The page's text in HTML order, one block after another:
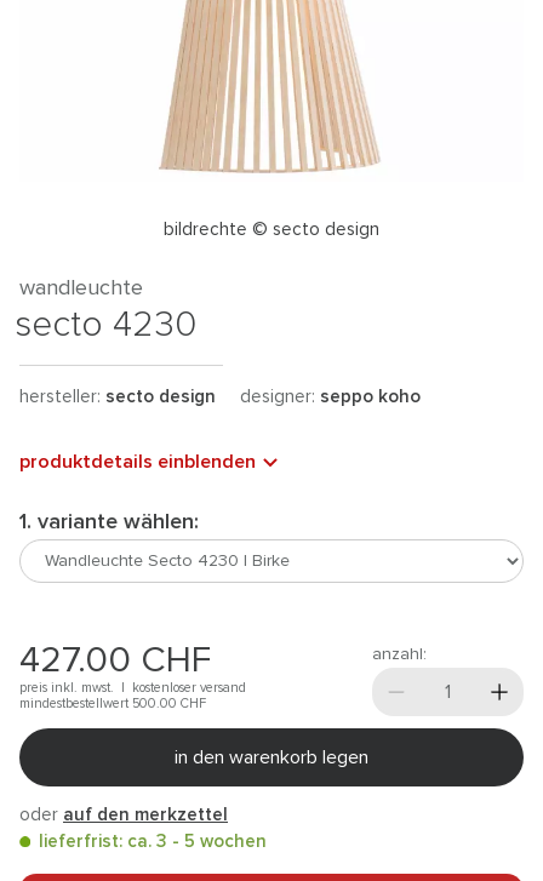
bildrechte © secto design
wandleuchte
secto 4230
hersteller: secto design designer: seppo koho
produktdetails einblenden
1. variante wählen:
427.00 CHF
preis inkl. mwst. |
kostenloser versand
mindestbestellwert 500.00 CHF
anzahl:
in den warenkorb legen
oder auf den merkzettel
lieferfrist: ca. 3 - 5 wochen